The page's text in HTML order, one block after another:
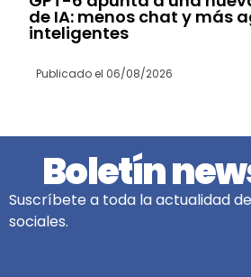
de IA: menos chat y más
inteligentes
Publicado el 06/08/2026
Boletín
Suscríbete a toda la actualidad
sociales.